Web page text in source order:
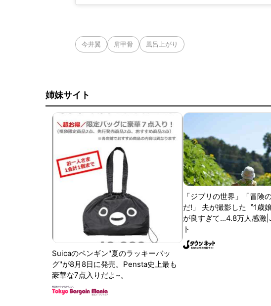
今井翼 肩甲骨 風呂上がり
姉妹サイト
Suicaのペンギン"夏のラッキーバッ
グ"が8月8日に発売。Pensta史上最も
豪華な7点入りだよ~。
「ジブリの世界」「冒険
だ!」 夫が撮影した〝1歳
が良すぎて...4.8万人感激
ト